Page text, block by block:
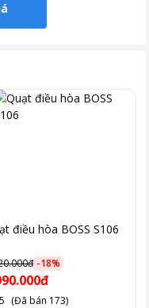
vệ sức khỏe
I-99 giúp loại bỏ bụi mịn,
điều hòa BOSS S106
-18%
5 (Đã bán 173)